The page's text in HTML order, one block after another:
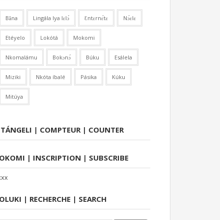
Bǎna Lingála lya lɛlɔ́ Ɛntɛrnɛ́tɛ Nɔ́ɛlɛ
Etéyelo Lokótá Mokomi
Nkomalámu Bokɔnɔ́ Búku Esálela
Miziki Nkóta íbalé Pásika Kúku
Mitúya
| COMPTEUR | COUNTER
| INSCRIPTION | SUBSCRIBE
| RECHERCHE | SEARCH